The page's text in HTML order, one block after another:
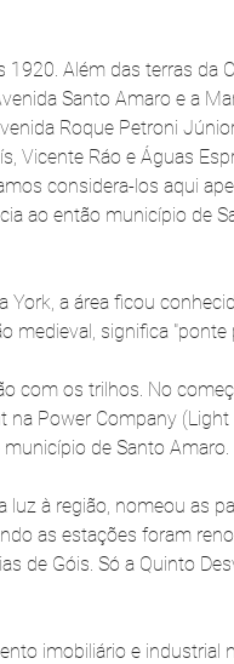
Além das terras da
Santo Amaro e a
Roque Petroni
Vicente Ráo e Águas
considera-los aqui
ao então município de
York, a área ficou
medieval, significa "ponte
com os trilhos. No
na Power Company (Light
de Santo Amaro.
luz à região, nomeou as
as estações foram
de Góis. Só a Quinto
imobiliário e industrial